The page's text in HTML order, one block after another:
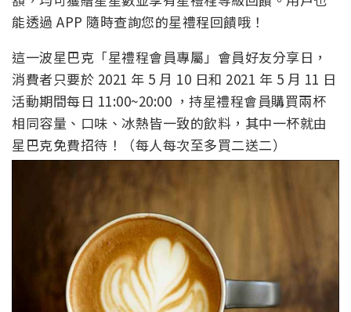
能透過 APP 隨時查詢您的星禮程回饋哦！
這一波星巴克「星禮程會員專屬」會員好友分享日，
消費者只要於 2021 年 5 月 10 日和 2021 年 5 月 11 日
活動期間每日 11:00~20:00 ，持星禮程會員購買兩杯
相同容量、口味、冰熱皆一致的飲料，其中一杯就由
星巴克免費招待！（每人每次至多買二送二）